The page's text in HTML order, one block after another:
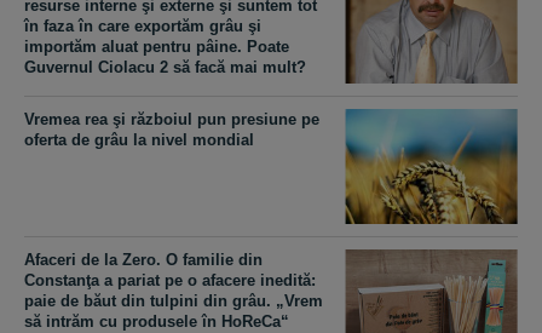
resurse interne şi externe şi suntem tot
în faza în care exportăm grâu şi
importăm aluat pentru pâine. Poate
Guvernul Ciolacu 2 să facă mai mult?
Vremea rea şi războiul pun presiune pe
oferta de grâu la nivel mondial
Afaceri de la Zero. O familie din
Constanţa a pariat pe o afacere inedită:
paie de băut din tulpini din grâu. „Vrem
să intrăm cu produsele în HoReCa“